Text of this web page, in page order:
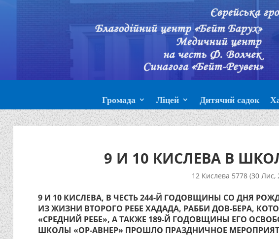
Громада Ліцей Дитячий садок
9 И 10 КИСЛЕВА В
12 Кислева 5778 (30 Лис,
9 И 10 КИСЛЕВА, В ЧЕСТЬ 244-Й ГОДОВЩИНЫ СО ДНЯ
ИЗ ЖИЗНИ ВТОРОГО РЕБЕ ХАДАДА, РАББИ ДОВ-БЕРА,
«СРЕДНИЙ РЕБЕ», А ТАКЖЕ 189-Й ГОДОВЩИНЫ ЕГО
ШКОЛЫ «ОР-АВНЕР» ПРОШЛО ПРАЗДНИЧНОЕ